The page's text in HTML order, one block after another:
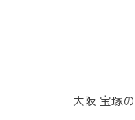
大阪 宝塚